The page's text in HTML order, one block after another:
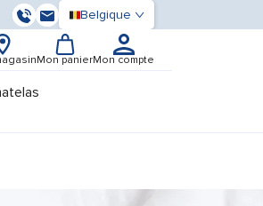
03 59 55 37 13
Contactez-nous
Belgique
Mon panierMon compte